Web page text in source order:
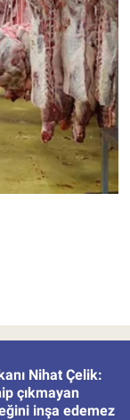
Nihat Çelik:
çıkmayan
inşa edemez